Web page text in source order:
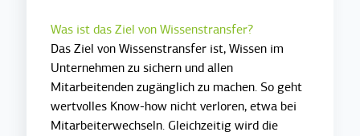
Was ist das Ziel von Wissenstransfer?
Das Ziel von Wissenstransfer ist, Wissen im
Unternehmen zu sichern und allen
Mitarbeitenden zugänglich zu machen. So geht
wertvolles Know-how nicht verloren, etwa bei
Mitarbeiterwechseln. Gleichzeitig wird die